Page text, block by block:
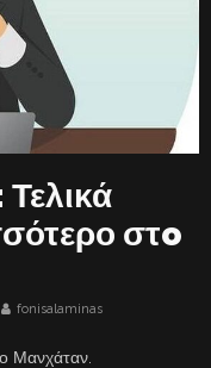
στo
fonisalaminas
Μανχάταν.